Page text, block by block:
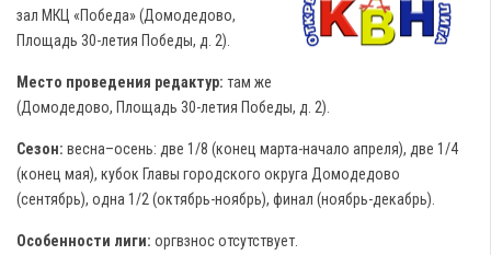
зал МКЦ «Победа» (Домодедово,
Площадь 30-летия Победы, д. 2).
Место проведения редактур: там же
(Домодедово, Площадь 30-летия Победы, д. 2).
Сезон: весна–осень: две 1/8 (конец марта-начало апреля), две 1/4
(конец мая), кубок Главы городского округа Домодедово
(сентябрь), одна 1/2 (октябрь-ноябрь), финал (ноябрь-декабрь).
Особенности лиги: оргвзнос отсутствует.